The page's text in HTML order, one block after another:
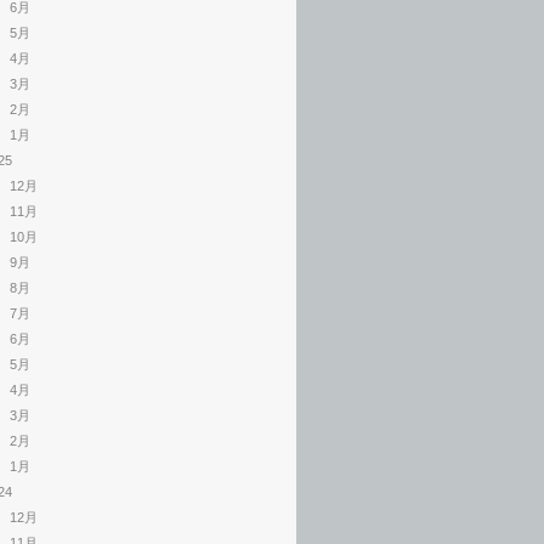
6月
5月
4月
3月
2月
1月
12月
11月
10月
9月
8月
7月
6月
5月
4月
3月
2月
1月
12月